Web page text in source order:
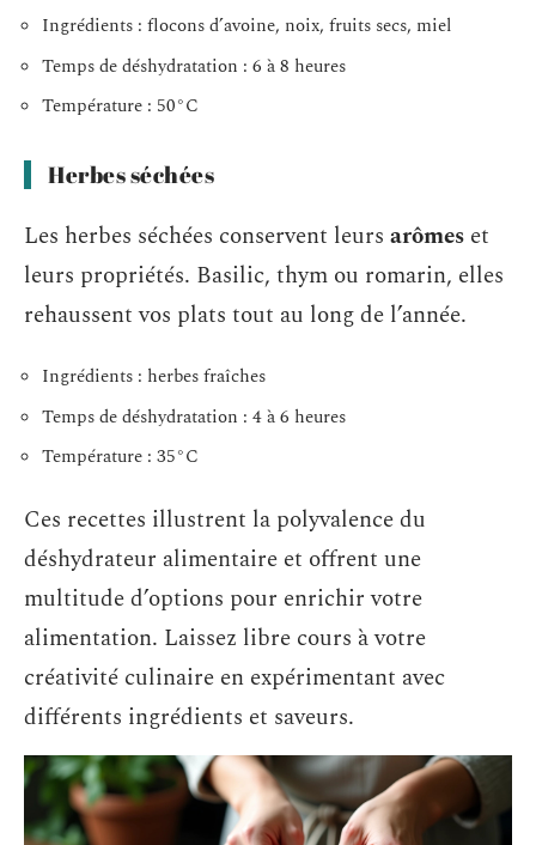
Ingrédients : flocons d’avoine, noix, fruits secs, miel
Temps de déshydratation : 6 à 8 heures
Température : 50°C
Herbes séchées
Les herbes séchées conservent leurs arômes et
leurs propriétés. Basilic, thym ou romarin, elles
rehaussent vos plats tout au long de l’année.
Ingrédients : herbes fraîches
Temps de déshydratation : 4 à 6 heures
Température : 35°C
Ces recettes illustrent la polyvalence du
déshydrateur alimentaire et offrent une
multitude d’options pour enrichir votre
alimentation. Laissez libre cours à votre
créativité culinaire en expérimentant avec
différents ingrédients et saveurs.